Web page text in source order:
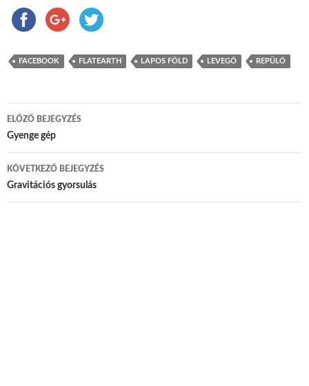
FACEBOOK FLATEARTH LAPOS FÖLD LEVEGŐ REPÜLŐ
Bejegyzés navigáció
ELŐZŐ BEJEGYZÉS
Gyenge gép
KÖVETKEZŐ BEJEGYZÉS
Gravitációs gyorsulás